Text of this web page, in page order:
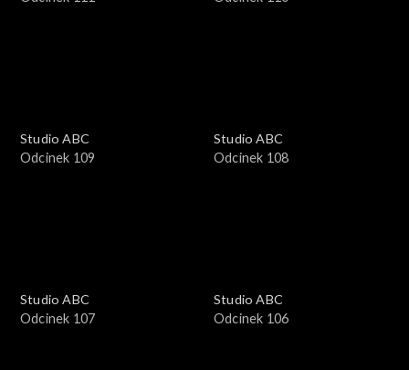
Studio ABC
Odcinek 109
Studio ABC
Odcinek 108
Studio ABC
Odcinek 107
Studio ABC
Odcinek 106